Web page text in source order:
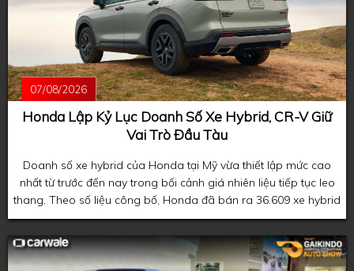
07/08/2026
Honda Lập Kỷ Lục Doanh Số Xe Hybrid, CR-V Giữ
Vai Trò Đầu Tàu
Doanh số xe hybrid của Honda tại Mỹ vừa thiết lập mức cao
nhất từ trước đến nay trong bối cảnh giá nhiên liệu tiếp tục leo
thang. Theo số liệu công bố, Honda đã bán ra 36.609 xe hybrid
trong tháng 7, phản ánh xu hướng người tiêu dùng ngày càng
ưu tiên các mẫu xe tiết kiệm nhiên liệu khi giá xăng duy trì ở
mức cao.